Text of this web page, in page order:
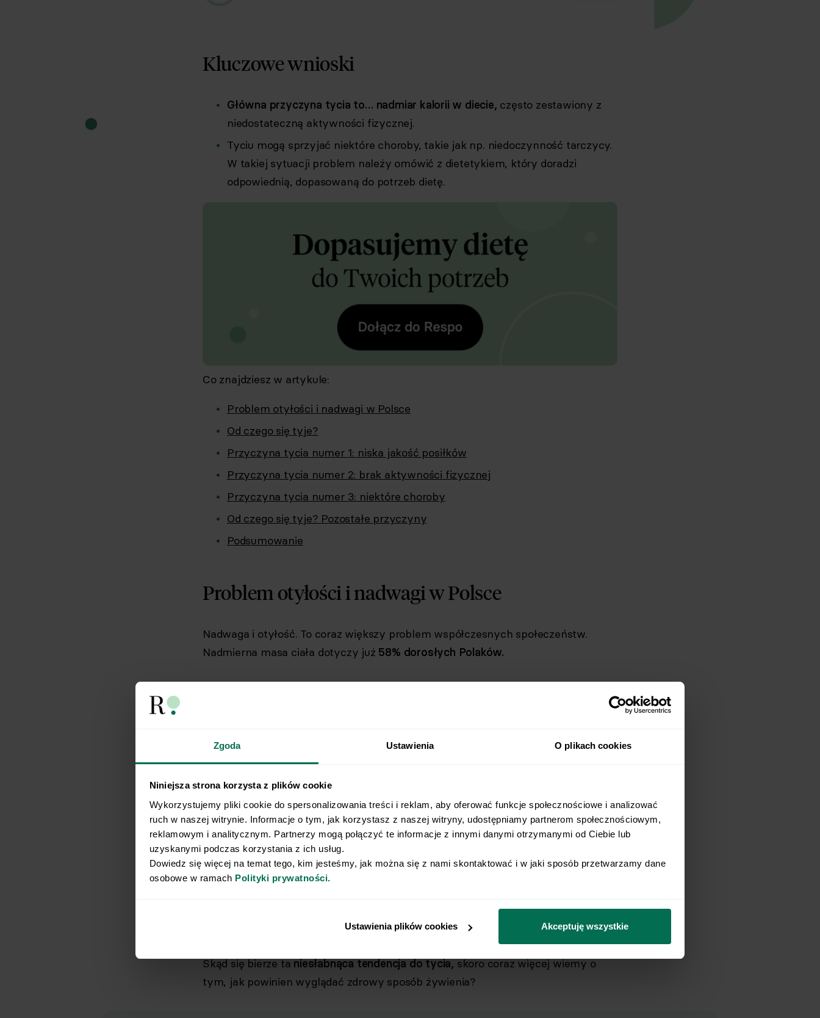
Zgoda Ustawienia O plikach cookies
Niniejsza strona korzysta z plików cookie
Wykorzystujemy pliki cookie do spersonalizowania treści i reklam, aby oferować funkcje społecznościowe i analizować
ruch w naszej witrynie. Informacje o tym, jak korzystasz z naszej witryny, udostępniamy partnerom społecznościowym,
reklamowym i analitycznym. Partnerzy mogą połączyć te informacje z innymi danymi otrzymanymi od Ciebie lub
uzyskanymi podczas korzystania z ich usług.
Dowiedz się więcej na temat tego, kim jesteśmy, jak można się z nami skontaktować i w jaki sposób przetwarzamy dane
osobowe w ramach Polityki prywatności.
Ustawienia plików cookies Akceptuję wszystkie
Kluczowe wnioski
Główna przyczyna tycia to… nadmiar kalorii w diecie, często zestawiony z
niedostateczną aktywności fizycznej.
Tyciu mogą sprzyjać niektóre choroby, takie jak np. niedoczynność tarczycy.
W takiej sytuacji problem należy omówić z dietetykiem, który doradzi
odpowiednią, dopasowaną do potrzeb dietę.
Co znajdziesz w artykule:
Problem otyłości i nadwagi w Polsce
Od czego się tyje?
Przyczyna tycia numer 1: niska jakość posiłków
Przyczyna tycia numer 2: brak aktywności fizycznej
Przyczyna tycia numer 3: niektóre choroby
Od czego się tyje? Pozostałe przyczyny
Podsumowanie
Problem otyłości i nadwagi w Polsce
Nadwaga i otyłość. To coraz większy problem współczesnych społeczeństw.
Nadmierna masa ciała dotyczy już 58% dorosłych Polaków.
nadmierną masę ciała ma 53% osób), a nasz
wynik jest jednym z najgorszych pośród
państw członkowskich [1].
ok. 30% dzieci w wieku szkolnym ma obecnie nadmierną masę
Skąd się bierze taniesłabnąca tendencja do tycia,skoro coraz więcej wiemy o
tym, jak powinien wyglądać zdrowy sposób żywienia?